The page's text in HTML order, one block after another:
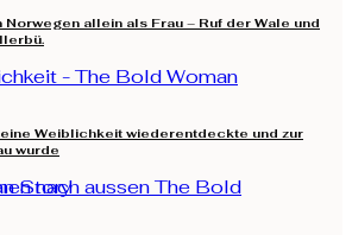
Norwegen allein als Frau – Ruf der Wale und
Weiblichkeit wiederentdeckte und zur
wurde